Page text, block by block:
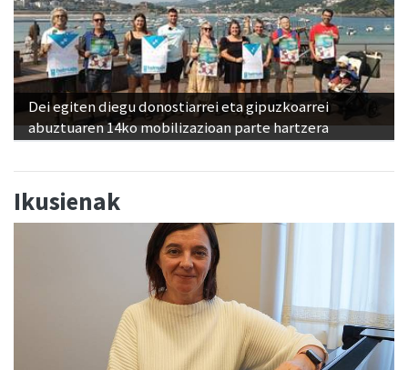
Dei egiten diegu donostiarrei eta gipuzkoarrei
abuztuaren 14ko mobilizazioan parte hartzera
Ikusienak